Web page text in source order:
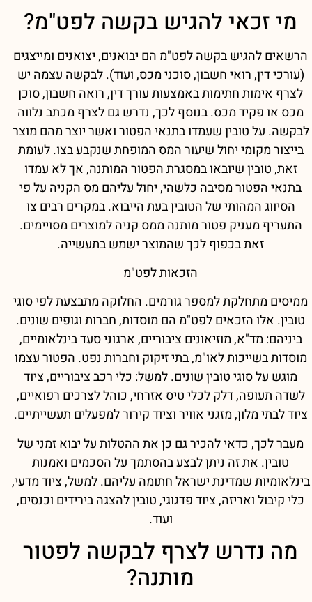
מי זכאי להגיש בקשה לפט"מ?
הרשאים להגיש בקשה לפט"מ הם יבואנים, יצואנים ומייצגים
(עורכי דין, רואי חשבון, סוכני מכס, ועוד). לבקשה עצמה יש
לצרף אימות חתימות באמצעות עורך דין, רואה חשבון, סוכן
מכס או פקיד מכס. בנוסף לכך, נדרש גם לצרף מכתב נלווה
לבקשה. על טובין שעמדו בתנאי הפטור ואשר יוצר מהם מוצר
בייצור מקומי יחול שיעור המס המופחת שנקבע בצו. לעומת
זאת, טובין שיובאו במסגרת הפטור המותנה, אך לא עמדו
בתנאי הפטור מסיבה כלשהי, יחול עליהם מס הקניה על פי
הסיווג המהותי של הטובין בעת הייבוא. במקרים רבים צו
התעריף מעניק פטור מותנה ממס קניה למוצרים מסויימים.
זאת בכפוף לכך שהמוצר ישמש בתעשייה.
הזכאות לפט"מ
ממיסים מתחלקת למספר גורמים. החלוקה מתבצעת לפי סוגי
טובין. אלו הזכאים לפט"מ הם מוסדות, חברות וגופים שונים.
ביניהם: מד"א, מוזיאונים ציבוריים, ארגוני סעד בינלאומיים,
מוסדות בשייכות לאו"מ, בתי זיקוק וחברות נפט. הפטור עצמו
מוגש על סוגי טובין שונים. למשל: כלי רכב ציבוריים, ציוד
לשדה תעופה, דלק לכלי טיס אזרחי, כוהל לצרכים רפואיים,
ציוד לבתי מלון, מזגני אוויר וציוד קירור למפעלים תעשייתיים.
מעבר לכך, כדאי להכיר גם כן את ההטלות על יבוא זמני של
טובין. את זה ניתן לבצע בהסתמך על הסכמים ואמנות
בינלאומיות שמדינת ישראל חתומה עליהם. למשל, ציוד מדעי,
כלי קיבול ואריזה, ציוד פדגוגי, טובין להצגה בירידים וכנסים,
ועוד.
מה נדרש לצרף לבקשה לפטור
מותנה?